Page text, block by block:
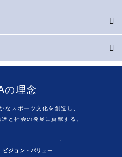
の理念
なスポーツ文化を創造し、
と社会の発展に貢献する。
ビジョン・バリュー